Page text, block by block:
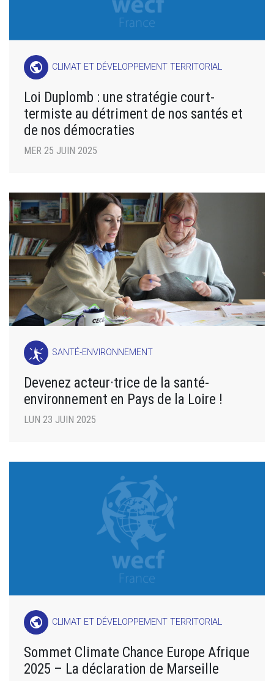
public CLIMAT ET DÉVELOPPEMENT TERRITORIAL
Loi Duplomb : une stratégie court-
termiste au détriment de nos santés et
de nos démocraties
MER 25 JUIN 2025
SANTÉ-ENVIRONNEMENT
Devenez acteur·trice de la santé-
environnement en Pays de la Loire !
LUN 23 JUIN 2025
public CLIMAT ET DÉVELOPPEMENT TERRITORIAL
Sommet Climate Chance Europe Afrique
2025 – La déclaration de Marseille